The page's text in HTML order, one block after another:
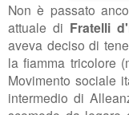
Non è passato
attuale di Fratelli
aveva deciso di
la fiamma tricolore
Movimento sociale
intermedio di